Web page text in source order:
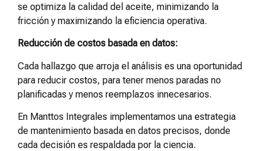
se optimiza la calidad del aceite, minimizando la
fricción y maximizando la eficiencia operativa.
Reducción de costos basada en datos:
Cada hallazgo que arroja el análisis es una oportunidad
para reducir costos, para tener menos paradas no
planificadas y menos reemplazos innecesarios.
En Manttos Integrales implementamos una estrategia
de mantenimiento basada en datos precisos, donde
cada decisión es respaldada por la ciencia.